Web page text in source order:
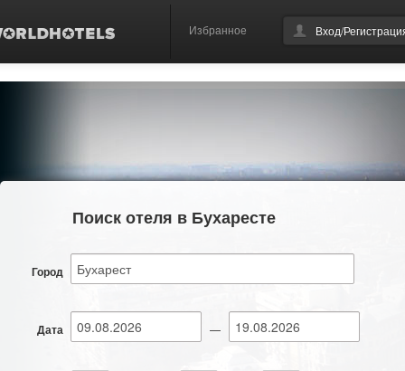
Избранное Вход/
Поиск отеля в Бухаресте
Город
Дата —